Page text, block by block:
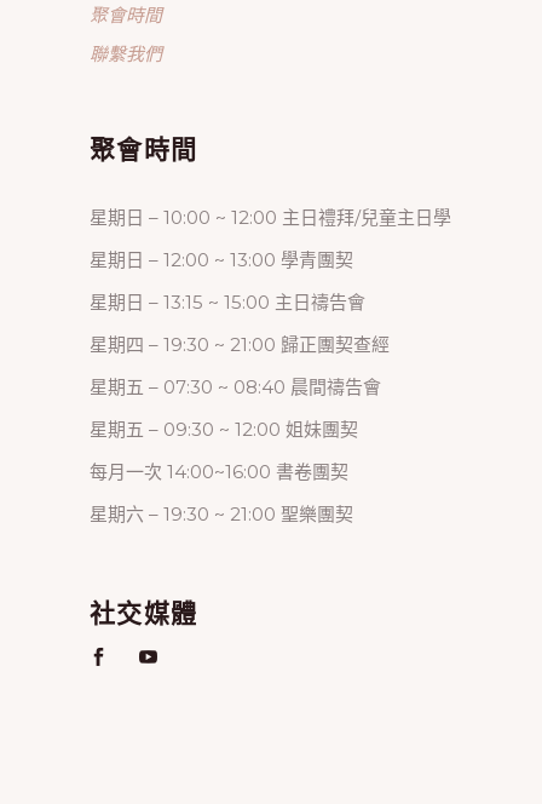
聚會時間
聯繫我們
聚會時間
星期日 – 10:00 ~ 12:00 主日禮拜/兒童主日學
星期日 – 12:00 ~ 13:00 學青團契
星期日 – 13:15 ~ 15:00 主日禱告會
星期四 – 19:30 ~ 21:00 歸正團契查經
星期五 – 07:30 ~ 08:40 晨間禱告會
星期五 – 09:30 ~ 12:00 姐妹團契
每月一次 14:00~16:00 書卷團契
星期六 – 19:30 ~ 21:00 聖樂團契
社交媒體